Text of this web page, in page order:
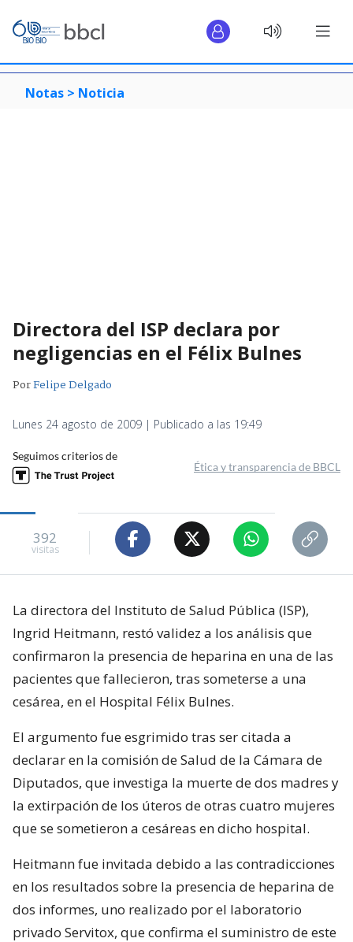
Notas > Noticia
Directora del ISP declara por
negligencias en el Félix Bulnes
PorFelipe Delgado
Lunes 24 agosto de 2009 | Publicado a las 19:49
Seguimos criterios de
Ética y transparencia de BBCL
392
visitas
La directora del Instituto de Salud Pública (ISP),
Ingrid Heitmann, restó validez a los análisis que
confirmaron la presencia de heparina en una de las
pacientes que fallecieron, tras someterse a una
cesárea, en el Hospital Félix Bulnes.
El argumento fue esgrimido tras ser citada a
declarar en la comisión de Salud de la Cámara de
Diputados, que investiga la muerte de dos madres y
la extirpación de los úteros de otras cuatro mujeres
que se sometieron a cesáreas en dicho hospital.
Heitmann fue invitada debido a las contradicciones
en los resultados sobre la presencia de heparina de
dos informes, uno realizado por el laboratorio
privado Servitox, que confirma el suministro de este